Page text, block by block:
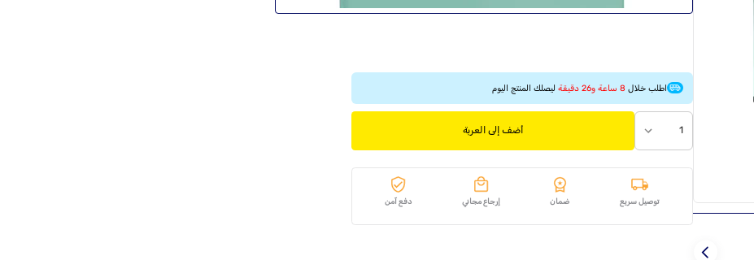
اطلب خلال 8 ساعة و26 دقيقة ليصلك المنتج اليوم
1 أضف إلى العربة
توصيل سريع ضمان إرجاع مجاني دفع آمن